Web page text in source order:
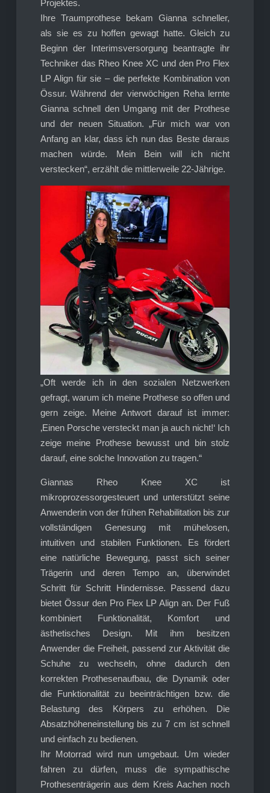
Projektes.
Ihre Traumprothese bekam Gianna schneller,
als sie es zu hoffen gewagt hatte. Gleich zu
Beginn der Interimsversorgung beantragte ihr
Techniker das Rheo Knee XC und den Pro Flex
LP Align für sie – die perfekte Kombination von
Össur. Während der vierwöchigen Reha lernte
Gianna schnell den Umgang mit der Prothese
und der neuen Situation. „Für mich war von
Anfang an klar, dass ich nun das Beste daraus
machen würde. Mein Bein will ich nicht
verstecken“, erzählt die mittlerweile 22-Jährige.
„Oft werde ich in den sozialen Netzwerken
gefragt, warum ich meine Prothese so offen und
gern zeige. Meine Antwort darauf ist immer:
‚Einen Porsche versteckt man ja auch nicht!‘ Ich
zeige meine Prothese bewusst und bin stolz
darauf, eine solche Innovation zu tragen.“
Giannas Rheo Knee XC ist
mikroprozessorgesteuert und unterstützt seine
Anwenderin von der frühen Rehabilitation bis zur
vollständigen Genesung mit mühelosen,
intuitiven und stabilen Funktionen. Es fördert
eine natürliche Bewegung, passt sich seiner
Trägerin und deren Tempo an, überwindet
Schritt für Schritt Hindernisse. Passend dazu
bietet Össur den Pro Flex LP Align an. Der Fuß
kombiniert Funktionalität, Komfort und
ästhetisches Design. Mit ihm besitzen
Anwender die Freiheit, passend zur Aktivität die
Schuhe zu wechseln, ohne dadurch den
korrekten Prothesenaufbau, die Dynamik oder
die Funktionalität zu beeinträchtigen bzw. die
Belastung des Körpers zu erhöhen. Die
Absatzhöheneinstellung bis zu 7 cm ist schnell
und einfach zu bedienen.
Ihr Motorrad wird nun umgebaut. Um wieder
fahren zu dürfen, muss die sympathische
Prothesenträgerin aus dem Kreis Aachen noch